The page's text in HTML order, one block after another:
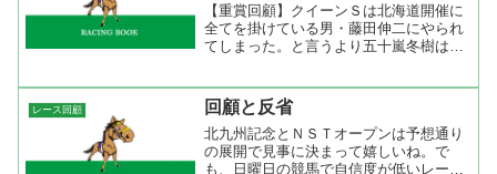
【重賞回顧】クイーンＳは北海道開催に
全てを掛けている男・藤田伸二にやられ
てしまった。と言うより五十嵐冬樹は下
は無いだろう。１着藤田、２着四位なん
て騎手で買った方が良かっ...
レース回顧 回顧と反省
北九州記念とＮＳＴオープンは予想通り
の展開で見事に決まって嬉しいね。で
も、日曜日の競馬で自信度が低いレース